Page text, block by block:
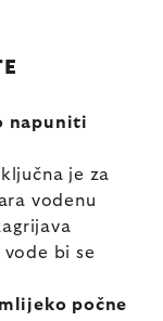
napuniti
je za
vodenu
bi se
počne